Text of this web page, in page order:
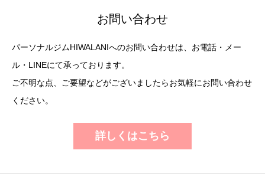
お問い合わせ
パーソナルジムHIWALANIへのお問い合わせは、お電話・メー
ル・LINEにて承っております。
ご不明な点、ご要望などがございましたらお気軽にお問い合わせ
ください。
詳しくはこちら